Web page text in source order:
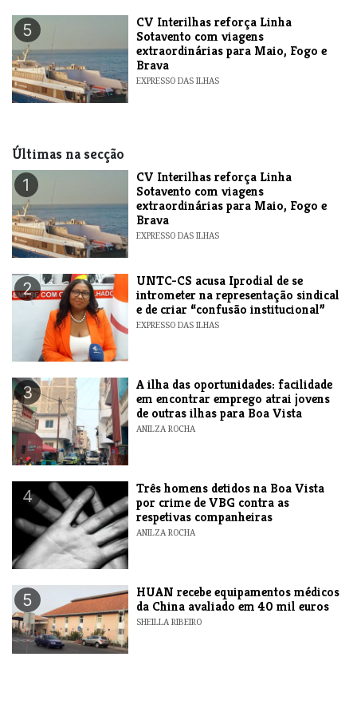
5
​CV Interilhas reforça Linha
Sotavento com viagens
extraordinárias para Maio, Fogo e
Brava
EXPRESSO DAS ILHAS
Últimas na secção
1
​CV Interilhas reforça Linha
Sotavento com viagens
extraordinárias para Maio, Fogo e
Brava
EXPRESSO DAS ILHAS
2
UNTC-CS acusa Iprodial de se
intrometer na representação sindical
e de criar “confusão institucional”
EXPRESSO DAS ILHAS
3
A ilha das oportunidades: facilidade
em encontrar emprego atrai jovens
de outras ilhas para Boa Vista
ANILZA ROCHA
4
Três homens detidos na Boa Vista
por crime de VBG contra as
respetivas companheiras
ANILZA ROCHA
5
HUAN recebe equipamentos médicos
da China avaliado em 40 mil euros
SHEILLA RIBEIRO